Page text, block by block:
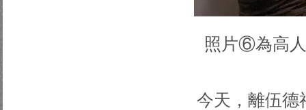
照片⑥為高
今天，離伍德